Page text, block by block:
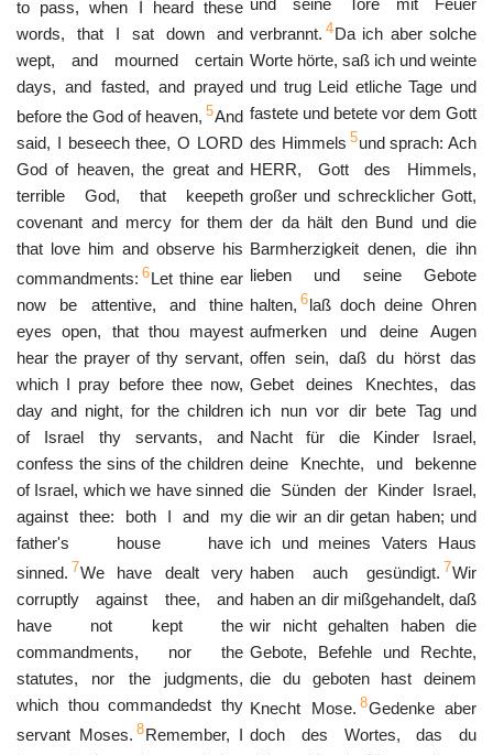
to pass, when I heard these
words, that I sat down and
wept, and mourned certain
days, and fasted, and prayed
before the God of heaven, 5And
said, I beseech thee, O LORD
God of heaven, the great and
terrible God, that keepeth
covenant and mercy for them
that love him and observe his
commandments: 6Let thine ear
now be attentive, and thine
eyes open, that thou mayest
hear the prayer of thy servant,
which I pray before thee now,
day and night, for the children
of Israel thy servants, and
confess the sins of the children
of Israel, which we have sinned
against thee: both I and my
father's house have
sinned. 7We have dealt very
corruptly against thee, and
have not kept the
commandments, nor the
statutes, nor the judgments,
which thou commandedst thy
servant Moses. 8Remember, I
und seine Tore mit Feuer
verbrannt. 4Da ich aber solche
Worte hörte, saß ich und weinte
und trug Leid etliche Tage und
fastete und betete vor dem Gott
des Himmels 5und sprach: Ach
HERR, Gott des Himmels,
großer und schrecklicher Gott,
der da hält den Bund und die
Barmherzigkeit denen, die ihn
lieben und seine Gebote
halten, 6laß doch deine Ohren
aufmerken und deine Augen
offen sein, daß du hörst das
Gebet deines Knechtes, das
ich nun vor dir bete Tag und
Nacht für die Kinder Israel,
deine Knechte, und bekenne
die Sünden der Kinder Israel,
die wir an dir getan haben; und
ich und meines Vaters Haus
haben auch gesündigt. 7Wir
haben an dir mißgehandelt, daß
wir nicht gehalten haben die
Gebote, Befehle und Rechte,
die du geboten hast deinem
Knecht Mose. 8Gedenke aber
doch des Wortes, das du